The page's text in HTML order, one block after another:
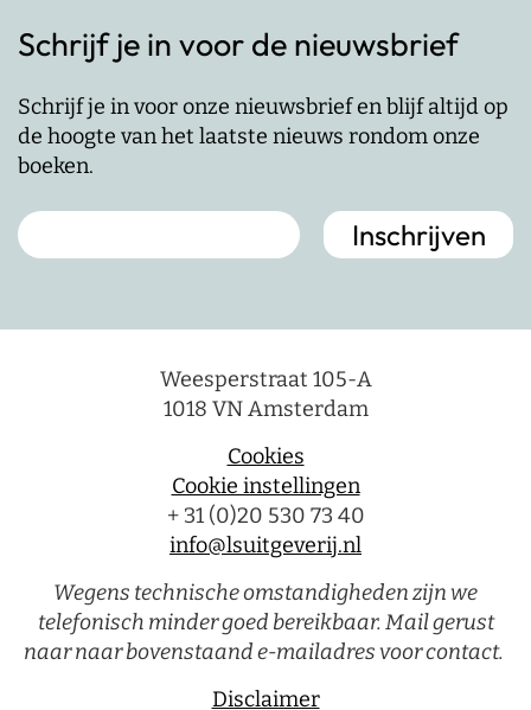
Schrijf je in voor de nieuwsbrief
Schrijf je in voor onze nieuwsbrief en blijf altijd op
de hoogte van het laatste nieuws rondom onze
boeken.
Weesperstraat 105-A
1018 VN Amsterdam
Cookies
Cookie instellingen
+ 31 (0)20 530 73 40
info@lsuitgeverij.nl
Wegens technische omstandigheden zijn we
telefonisch minder goed bereikbaar. Mail gerust
naar naar bovenstaand e-mailadres voor contact.
Disclaimer